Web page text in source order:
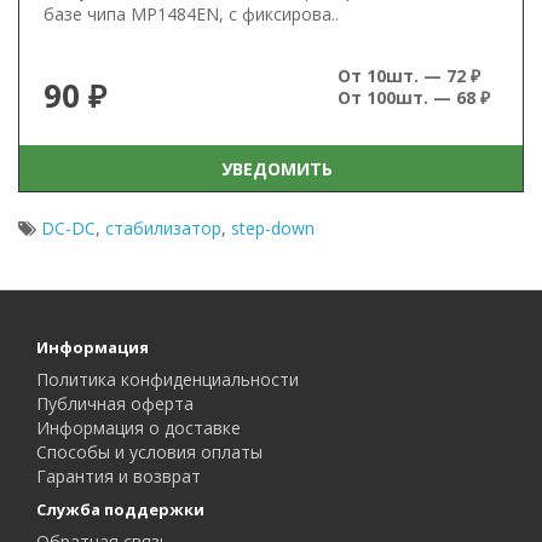
базе чипа MP1484EN, с фиксирова..
90 ₽
От 10шт. — 72 ₽
От 100шт. — 68 ₽
УВЕДОМИТЬ
DC-DC, стабилизатор, step-down
Информация
Политика конфиденциальности
Публичная оферта
Информация о доставке
Способы и условия оплаты
Гарантия и возврат
Служба поддержки